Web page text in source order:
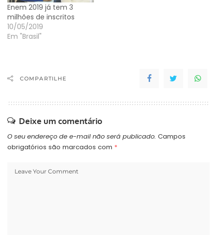
Enem 2019 já tem 3
milhões de inscritos
10/05/2019
Em "Brasil"
COMPARTILHE
Deixe um comentário
O seu endereço de e-mail não será publicado. Campos
obrigatórios são marcados com *